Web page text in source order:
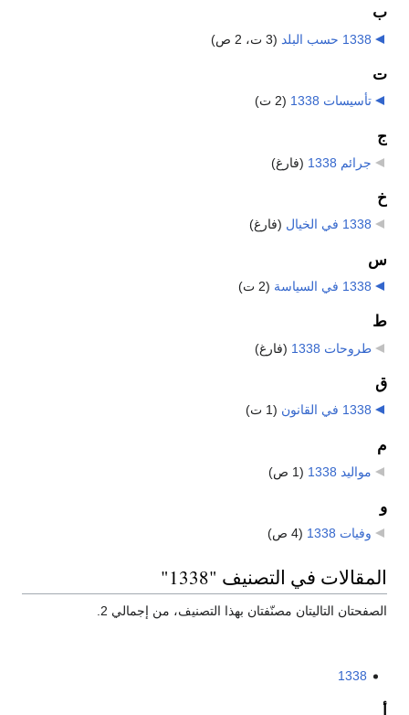
ب
1338 حسب البلد (3 ت، 2 ص)
ت
تأسيسات 1338 (2 ت)
ج
جرائم 1338 (فارغ)
خ
1338 في الخيال (فارغ)
س
1338 في السياسة (2 ت)
ط
طروحات 1338 (فارغ)
ق
1338 في القانون (1 ت)
م
مواليد 1338 (1 ص)
و
وفيات 1338 (4 ص)
المقالات في التصنيف "1338"
الصفحتان التاليتان مصنّفتان بهذا التصنيف، من إجمالي 2.
1338